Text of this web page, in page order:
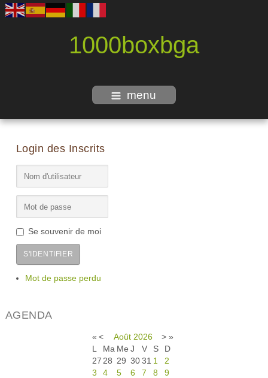
1000boxbga
menu
Login des Inscrits
Se souvenir de moi
S'IDENTIFIER
Mot de passe perdu
AGENDA
« < Août 2026 > »
L
Ma Me J V S
D
27 28 29 30 31 1
2
3
4 5 6 7 8
9